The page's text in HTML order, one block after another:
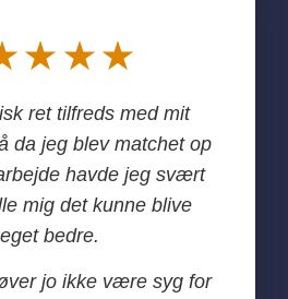
ret tilfreds med mit
da jeg blev matchet op
havde jeg svært
mig det kunne blive
bedre.
jo ikke være syg for